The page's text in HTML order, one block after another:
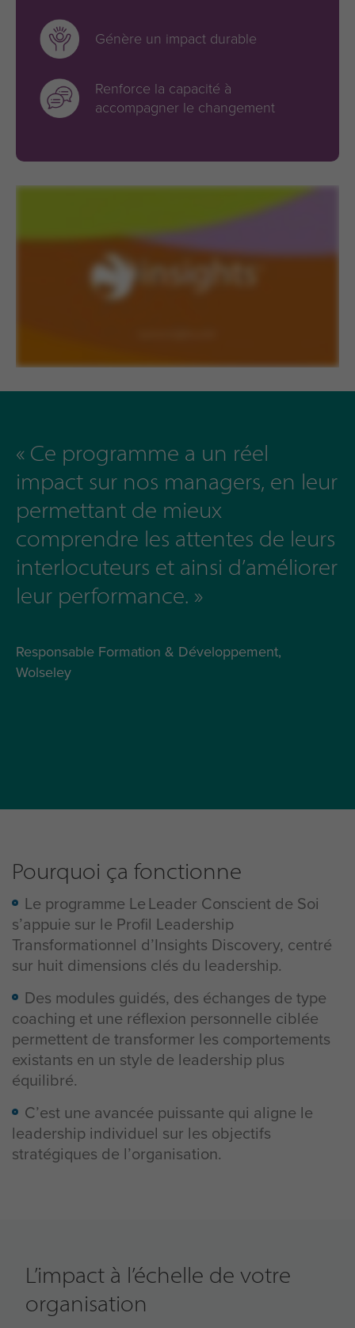
Génère un impact durable
Renforce la capacité à
accompagner le changement
« Ce programme a un réel
impact sur nos managers, en leur
permettant de mieux
comprendre les attentes de leurs
interlocuteurs et ainsi d’améliorer
leur performance. »
Responsable Formation & Développement,
Wolseley
Pourquoi ça fonctionne
Le programme LeLeader Conscient de Soi
s’appuie sur le Profil Leadership
Transformationnel d’Insights Discovery, centré
sur huit dimensions clés du leadership.
Des modules guidés, des échanges de type
coaching et une réflexion personnelle ciblée
permettent de transformer les comportements
existants en un style de leadership plus
équilibré.
C’est une avancée puissante qui aligne le
leadership individuel sur les objectifs
stratégiques de l’organisation.
L’impact à l’échelle de votre
organisation